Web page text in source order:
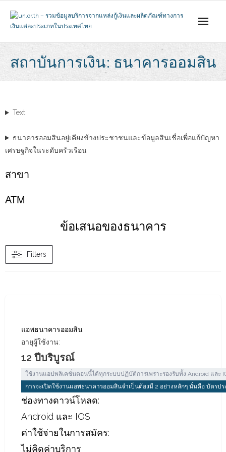
content
สถาบันการเงิน: ธนาคารออมสิน
Text
ธนาคารออมสินอยู่เคียงข้างประชาชนและข้อมูลสินเชื่อเพื่อแก้ปัญหา
เศรษฐกิจในระดับครัวเรือน
สาขา
АТМ
ข้อเสนอของธนาคาร
Filters